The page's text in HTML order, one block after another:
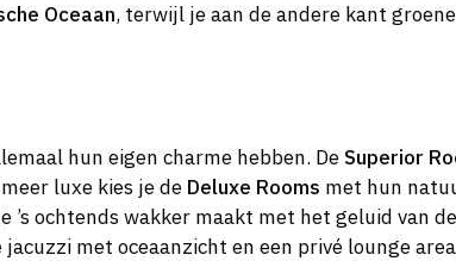
Oceaan, terwijl je aan de andere kant
hun eigen charme hebben. DeSuperior
luxe kies je de Deluxe Rooms met hun
ochtends wakker maakt met het geluid van
met oceaanzicht en een privé lounge